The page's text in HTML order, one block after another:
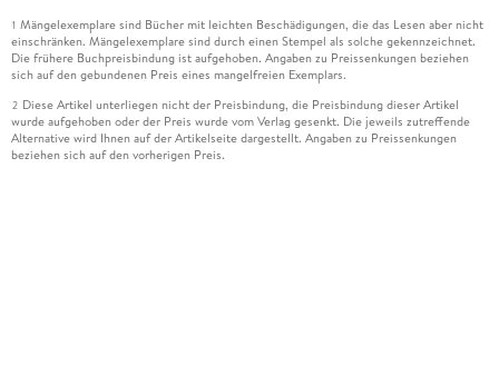
1 Mängelexemplare sind Bücher mit leichten Beschädigungen, die das Lesen aber nicht
einschränken. Mängelexemplare sind durch einen Stempel als solche gekennzeichnet.
Die frühere Buchpreisbindung ist aufgehoben. Angaben zu Preissenkungen beziehen
sich auf den gebundenen Preis eines mangelfreien Exemplars.
2 Diese Artikel unterliegen nicht der Preisbindung, die Preisbindung dieser Artikel
wurde aufgehoben oder der Preis wurde vom Verlag gesenkt. Die jeweils zutreffende
Alternative wird Ihnen auf der Artikelseite dargestellt. Angaben zu Preissenkungen
beziehen sich auf den vorherigen Preis.